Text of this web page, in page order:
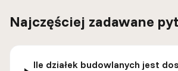
Najczęściej zadawane
Ile działek budowlanych jest